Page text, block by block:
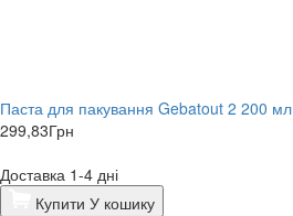
Паста для пакування Gebatout 2 200 мл
299,83Грн
Доставка 1-4 дні
Купити У кошику